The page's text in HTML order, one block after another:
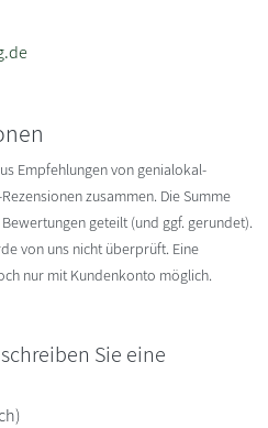
Empfehlungen von genialokal-
zusammen. Die Summe
geteilt (und ggf. gerundet).
von uns nicht überprüft. Eine
nur mit Kundenkonto möglich.
Sie eine